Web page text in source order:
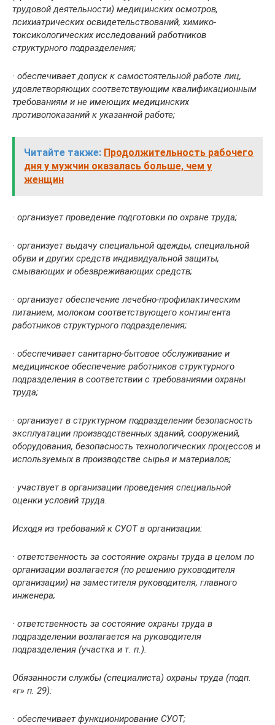
трудовой деятельности) медицинских осмотров,
психиатрических освидетельствований, химико-
токсикологических исследований работников
структурного подразделения;
· обеспечивает допуск к самостоятельной работе лиц,
удовлетворяющих соответствующим квалификационным
требованиям и не имеющих медицинских
противопоказаний к указанной работе;
Читайте также: Продолжительность рабочего
дня у мужчин оказалась больше, чем у
женщин
· организует проведение подготовки по охране труда;
· организует выдачу специальной одежды, специальной
обуви и других средств индивидуальной защиты,
смывающих и обезвреживающих средств;
· организует обеспечение лечебно-профилактическим
питанием, молоком соответствующего контингента
работников структурного подразделения;
· обеспечивает санитарно-бытовое обслуживание и
медицинское обеспечение работников структурного
подразделения в соответствии с требованиями охраны
труда;
· организует в структурном подразделении безопасность
эксплуатации производственных зданий, сооружений,
оборудования, безопасность технологических процессов и
используемых в производстве сырья и материалов;
· участвует в организации проведения специальной
оценки условий труда.
Исходя из требований к СУОТ в организации:
· ответственность за состояние охраны труда в целом по
организации возлагается (по решению руководителя
организации) на заместителя руководителя, главного
инженера;
· ответственность за состояние охраны труда в
подразделении возлагается на руководителя
подразделения (участка и т. п.).
Обязанности службы (специалиста) охраны труда (подп.
«г» п. 29):
· обеспечивает функционирование СУОТ;